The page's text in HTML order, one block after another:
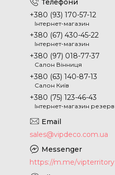
+380 (93) 170-57-12
Інтернет-магазин
+380 (67) 430-45-22
Інтернет-магазин
+380 (97) 018-77-37
Салон Вінниця
+380 (63) 140-87-13
Салон Київ
+380 (75) 123-46-43
Інтернет-магазин резерв
sales@vipdeco.com.ua
https://m.me/vipterritory